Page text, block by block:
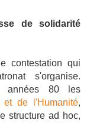
de solidarité
contestation qui
s'organise.
années 80 les
et de l'Humanité,
structure ad hoc,